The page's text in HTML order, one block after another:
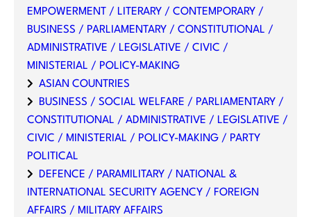
EMPOWERMENT / LITERARY / CONTEMPORARY /
BUSINESS / PARLIAMENTARY / CONSTITUTIONAL /
ADMINISTRATIVE / LEGISLATIVE / CIVIC /
MINISTERIAL / POLICY-MAKING
ASIAN COUNTRIES
BUSINESS / SOCIAL WELFARE / PARLIAMENTARY /
CONSTITUTIONAL / ADMINISTRATIVE / LEGISLATIVE /
CIVIC / MINISTERIAL / POLICY-MAKING / PARTY
POLITICAL
DEFENCE / PARAMILITARY / NATIONAL &
INTERNATIONAL SECURITY AGENCY / FOREIGN
AFFAIRS / MILITARY AFFAIRS